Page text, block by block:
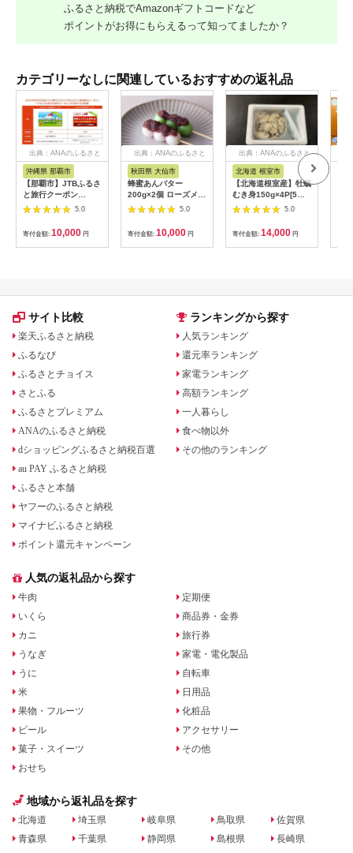
ふるさと納税でAmazonギフトコードなど
ポイントがお得にもらえるって知ってましたか？
カテゴリーなしに関連しているおすすめの返礼品
出典：ANAのふるさと
沖縄県 那覇市
【那覇市】JTBふるさ
と旅行クーポン
（3,000円分）有効期
間3年（Eメール発
行）｜旅行 トラベル
予約 国内旅行 JTB 宿
泊 観光 体験 旅行券
人気 おすすめ 旅行ク
ン ネット予約 電話 有
5.0
寄付金額: 10,000 円
出典：ANAのふるさと
秋田県 大仙市
蜂蜜あんバター
200g×2個 ローズメイ
[あんバター はちみ
つ 発酵バター あん
こ 水あめ不使用 秋
田県 大仙市]
5.0
寄付金額: 10,000 円
出典：ANAのふるさと
納税
北海道 根室市
【北海道根室産】牡蠣
むき身150g×4P[5月
下旬以降発送] A-
5.0
寄付金額: 14,000 円
サイト比較
楽天ふるさと納税
ふるなび
ふるさとチョイス
さとふる
ふるさとプレミアム
ANAのふるさと納税
dショッピングふるさと納税百選
au PAY ふるさと納税
ふるさと本舗
ヤフーのふるさと納税
マイナビふるさと納税
ポイント還元キャンペーン
ランキングから探す
人気ランキング
還元率ランキング
家電ランキング
高額ランキング
一人暮らし
食べ物以外
その他のランキング
人気の返礼品から探す
牛肉
いくら
カニ
うなぎ
うに
米
果物・フルーツ
ビール
菓子・スイーツ
おせち
定期便
商品券・金券
旅行券
家電・電化製品
自転車
日用品
化粧品
アクセサリー
その他
地域から返礼品を探す
北海道
青森県
埼玉県
千葉県
岐阜県
静岡県
鳥取県
島根県
佐賀県
長崎県